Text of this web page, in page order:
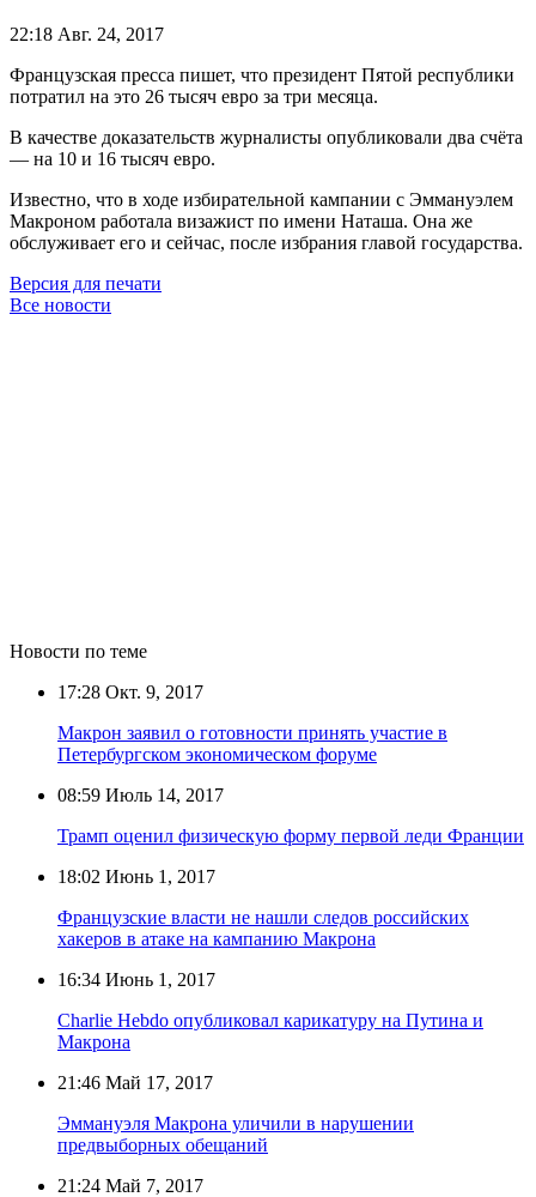
22:18 Авг. 24, 2017
Французская пресса пишет, что президент Пятой республики
потратил на это 26 тысяч евро за три месяца.
В качестве доказательств журналисты опубликовали два счёта
— на 10 и 16 тысяч евро.
Известно, что в ходе избирательной кампании с Эммануэлем
Макроном работала визажист по имени Наташа. Она же
обслуживает его и сейчас, после избрания главой государства.
Версия для печати
Все новости
Новости по теме
17:28 Окт. 9, 2017
Макрон заявил о готовности принять участие в
Петербургском экономическом форуме
08:59 Июль 14, 2017
Трамп оценил физическую форму первой леди Франции
18:02 Июнь 1, 2017
Французские власти не нашли следов российских
хакеров в атаке на кампанию Макрона
16:34 Июнь 1, 2017
Charlie Hebdo опубликовал карикатуру на Путина и
Макрона
21:46 Май 17, 2017
Эммануэля Макрона уличили в нарушении
предвыборных обещаний
21:24 Май 7, 2017